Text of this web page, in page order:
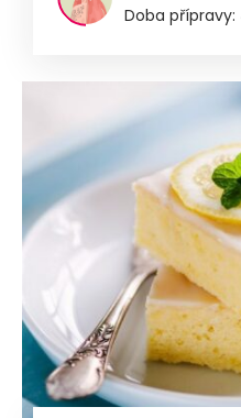
Doba